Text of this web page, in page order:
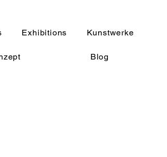
Exhibitions Kunstwerke
Blog